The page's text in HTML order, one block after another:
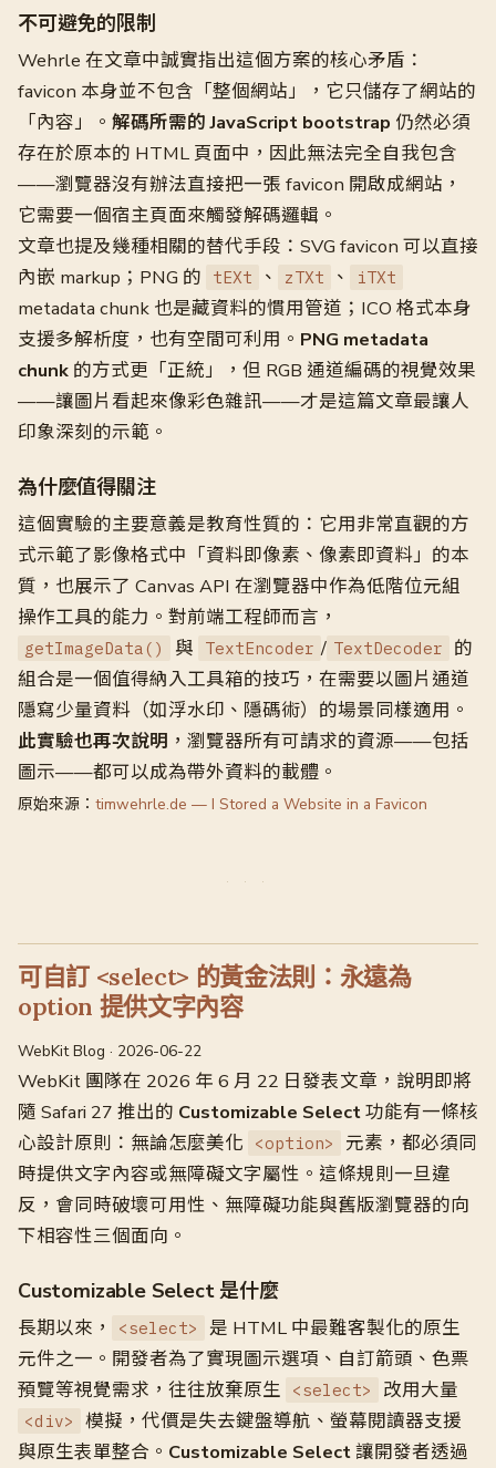
不可避免的限制
Wehrle 在文章中誠實指出這個方案的核心矛盾：
favicon 本身並不包含「整個網站」，它只儲存了網站的
「內容」。 解碼所需的 JavaScript bootstrap 仍然必須
存在於原本的 HTML 頁面中，因此無法完全自我包含
——瀏覽器沒有辦法直接把一張 favicon 開啟成網站，
它需要一個宿主頁面來觸發解碼邏輯。
文章也提及幾種相關的替代手段：SVG favicon 可以直接
內嵌 markup；PNG 的
tEXt 、 zTXt 、 iTXt
metadata chunk 也是藏資料的慣用管道；ICO 格式本身
支援多解析度，也有空間可利用。 PNG metadata
chunk 的方式更「正統」，但 RGB 通道編碼的視覺效果
——讓圖片看起來像彩色雜訊——才是這篇文章最讓人
印象深刻的示範。
為什麼值得關注
這個實驗的主要意義是教育性質的：它用非常直觀的方
式示範了影像格式中「資料即像素、像素即資料」的本
質，也展示了 Canvas API 在瀏覽器中作為低階位元組
操作工具的能力。對前端工程師而言，
getImageData() 與 TextEncoder / TextDecoder
的
組合是一個值得納入工具箱的技巧，在需要以圖片通道
隱寫少量資料（如浮水印、隱碼術）的場景同樣適用。
此實驗也再次說明 ，瀏覽器所有可請求的資源——包括
圖示——都可以成為帶外資料的載體。
原始來源： timwehrle.de — I Stored a Website in a Favicon
可自訂 <select> 的黃金法則：永遠為
option 提供文字內容
WebKit Blog · 2026-06-22
WebKit 團隊在 2026 年 6 月 22 日發表文章，說明即將
隨 Safari 27 推出的 Customizable Select功能有一條核
心設計原則：無論怎麼美化
<option>
元素，都必須同
時提供文字內容或無障礙文字屬性。這條規則一旦違
反，會同時破壞可用性、無障礙功能與舊版瀏覽器的向
下相容性三個面向。
Customizable Select 是什麼
長期以來， <select>
是 HTML 中最難客製化的原生
元件之一。開發者為了實現圖示選項、自訂箭頭、色票
預覽等視覺需求，往往放棄原生
<select> 改用大量
<div>
模擬，代價是失去鍵盤導航、螢幕閱讀器支援
與原生表單整合。 Customizable Select讓開發者透過